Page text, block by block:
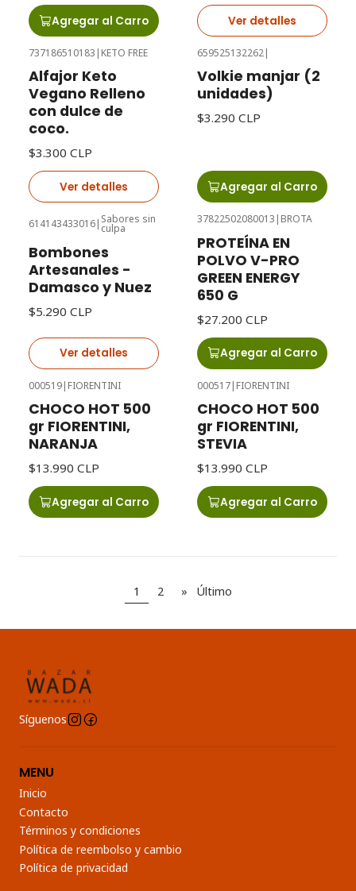
Agregar al Carro Ver detalles
737186510183 | KETO FREE
Alfajor Keto
Vegano Relleno
con dulce de
coco.
$3.300 CLP
Ver detalles
659525132262|
Volkie manjar (2
unidades)
$3.290 CLP
Agregar al Carro
614143433016 Sabores sin
culpa
Bombones
Artesanales -
Damasco y Nuez
$5.290 CLP
Ver detalles
37822502080013 BROTA
PROTEÍNA EN
POLVO V-PRO
GREEN ENERGY
650 G
$27.200 CLP
Agregar al Carro
000519| FIORENTINI
CHOCO HOT 500
gr FIORENTINI,
NARANJA
$13.990 CLP
Agregar al Carro
000517| FIORENTINI
CHOCO HOT 500
gr FIORENTINI,
STEVIA
$13.990 CLP
Agregar al Carro
1 2 » Último
Síguenos
MENU
Inicio
Contacto
Términos y condiciones
Política de reembolso y cambio
Política de privacidad